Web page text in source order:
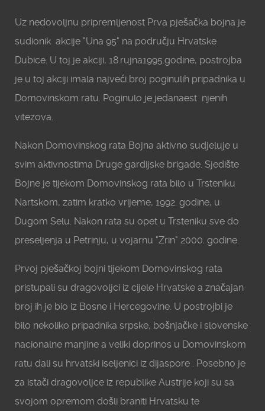
Uz nedovoljnu pripremljenost Prva pješačka bojna je
sudionik akcije "Una 95" na području Hrvatske
Dubice. U toj je akciji, 18.rujna1995.godine, postrojba
je u toj akciji imala najveći broj poginulih pripadnika u
Domovinskom ratu. Poginulo je jedanaest njenih
vitezova.
Nakon Domovinskog rata Bojna aktivno sudjeluje u
svim aktivnostima Druge gardijske brigade. Sjedište
Bojne je tijekom Domovinskog rata bilo u Trsteniku
Nartskom, zatim kratko vrijeme, 1992. godine, u
Dugom Selu. Nakon rata su opet u Trsteniku sve do
preseljenja u Petrinju, u vojarnu "Zrin" 2000. godine.
Prvoj pješačkoj bojni tijekom Domovinskog rata
pristupali su dragovoljci iz cijele Hrvatske a značajan
broj ih je bio iz Bosne i Hercegovine. U postrojbi je
bilo nekoliko pripadnika srpske, bošnjačke i slovenske
nacionalne manjine a veliki doprinos u Domovinskom
ratu dali su hrvatski iseljenici iz dijaspore . Posebno je
za istači dragovoljce iz republike Austrije koji su sa
svojom opremom došli braniti Hrvatsku te